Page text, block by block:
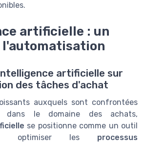
artificielle : un
l'automatisation
artificielle sur
des tâches d'achat
auxquels sont confrontées
dans le domaine des achats,
se positionne comme un outil
optimiser les processus